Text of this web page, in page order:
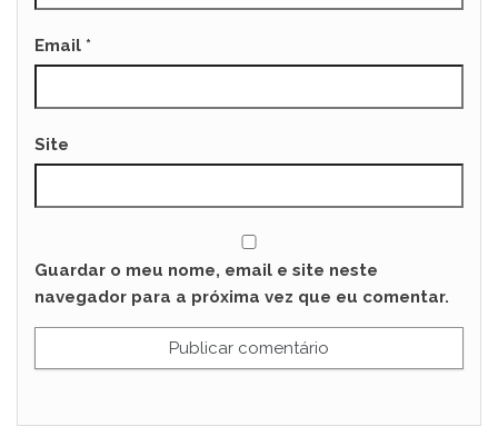
Email *
Site
Guardar o meu nome, email e site neste
navegador para a próxima vez que eu comentar.